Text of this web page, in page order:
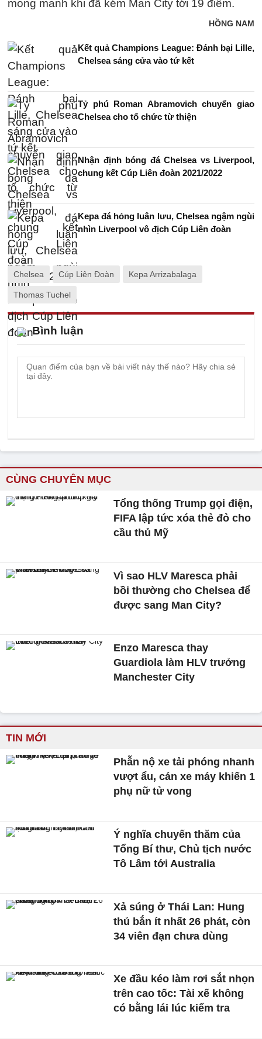
mong manh khi đã kém Man City tới 19 điểm.
HỒNG NAM
Kết quả Champions League: Đánh bại Lille,
Chelsea sáng cửa vào tứ kết
Tỷ phú Roman Abramovich chuyển giao
Chelsea cho tổ chức từ thiện
Nhận định bóng đá Chelsea vs Liverpool,
chung kết Cúp Liên đoàn 2021/2022
Kepa đá hỏng luân lưu, Chelsea ngậm ngùi
nhìn Liverpool vô địch Cúp Liên đoàn
Chelsea Cúp Liên Đoàn Kepa Arrizabalaga
Thomas Tuchel
Bình luận
CÙNG CHUYÊN MỤC
Tổng thống Trump gọi điện,
FIFA lập tức xóa thẻ đỏ cho
cầu thủ Mỹ
Vì sao HLV Maresca phải
bồi thường cho Chelsea để
được sang Man City?
Enzo Maresca thay
Guardiola làm HLV trưởng
Manchester City
TIN MỚI
Phẫn nộ xe tải phóng nhanh
vượt ẩu, cán xe máy khiến 1
phụ nữ tử vong
Ý nghĩa chuyến thăm của
Tổng Bí thư, Chủ tịch nước
Tô Lâm tới Australia
Xả súng ở Thái Lan: Hung
thủ bắn ít nhất 26 phát, còn
34 viên đạn chưa dùng
Xe đầu kéo làm rơi sắt nhọn
trên cao tốc: Tài xế không
có bằng lái lúc kiểm tra